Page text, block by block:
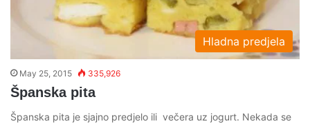
Hladna predjela
May 25, 2015 335,926
Španska pita
Španska pita je sjajno predjelo ili večera uz jogurt. Nekada se